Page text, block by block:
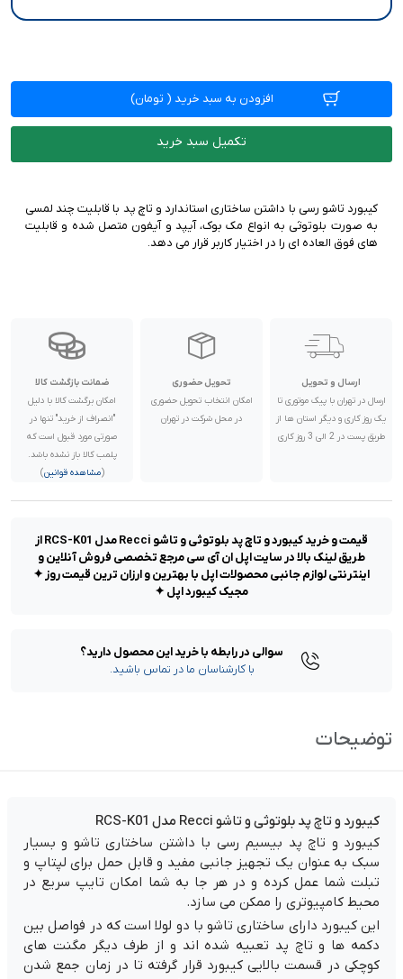
افزودن به سبد خرید ( تومان)
تکمیل سبد خرید
کیبورد تاشو رسی با داشتن ساختاری استاندارد و تاچ پد با قابلیت چند لمسی
به صورت بلوتوثی به انواع مک بوک، آیپد و آیفون متصل شده و قابلیت
های فوق العاده ای را در اختیار کاربر قرار می دهد.
ارسال و تحویل
ارسال در تهران با پیک موتوری تا
یک روز کاری و دیگر استان ها از
طریق پست در 2 الی 3 روز کاری
تحویل حضوری
امکان انتخاب تحویل حضوری
در محل شرکت در تهران
ضمانت بازگشت کالا
امکان برگشت کالا با دلیل
"انصراف از خرید" تنها در
صورتی مورد قبول است که
پلمب کالا باز نشده باشد.
(مشاهده قوانین)
قیمت و خرید کیبورد و تاچ پد بلوتوثی و تاشو Recci مدل RCS-K01 از
طریق لینک بالا در سایت اپل ان آی سی مرجع تخصصی فروش آنلاین و
اینترنتی لوازم جانبی محصولات اپل با بهترین و ارزان ترین قیمت روز ✦
مجیک کیبورد اپل ✦
سوالی در رابطه با خرید این محصول دارید؟
با کارشناسان ما در تماس باشید.
توضیحات
کیبورد و تاچ پد بلوتوثی و تاشو Recci مدل RCS-K01
کیبورد و تاچ پد بیسیم رسی با داشتن ساختاری تاشو و بسیار
سبک به عنوان یک تجهیز جانبی مفید و قابل حمل برای لپتاپ و
تبلت شما عمل کرده و در هر جا به شما امکان تایپ سریع در
محیط کامپیوتری را ممکن می سازد.
این کیبورد دارای ساختاری تاشو با دو لولا است که در فواصل بین
دکمه ها و تاچ پد تعبیه شده اند و از طرف دیگر مگنت های
کوچکی در قسمت بالایی کیبورد قرار گرفته تا در زمان جمع شدن